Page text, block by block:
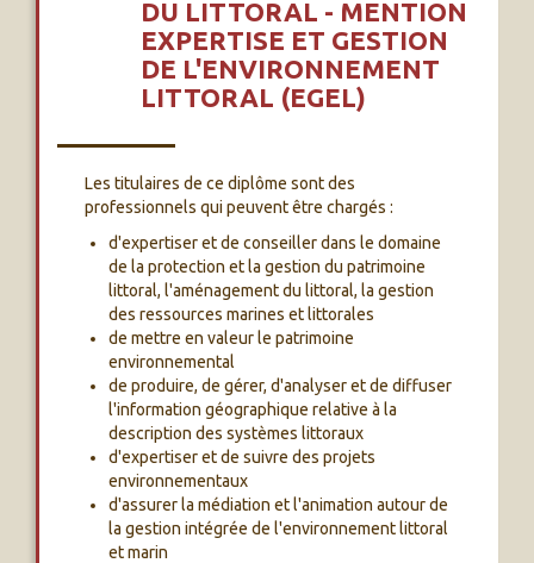
DU LITTORAL - MENTION
EXPERTISE ET GESTION
DE L'ENVIRONNEMENT
LITTORAL (EGEL)
Les titulaires de ce diplôme sont des
professionnels qui peuvent être chargés :
d'expertiser et de conseiller dans le domaine
de la protection et la gestion du patrimoine
littoral, l'aménagement du littoral, la gestion
des ressources marines et littorales
de mettre en valeur le patrimoine
environnemental
de produire, de gérer, d'analyser et de diffuser
l'information géographique relative à la
description des systèmes littoraux
d'expertiser et de suivre des projets
environnementaux
d'assurer la médiation et l'animation autour de
la gestion intégrée de l'environnement littoral
et marin